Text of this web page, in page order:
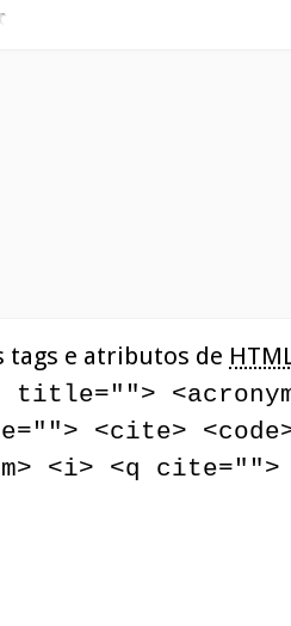
tags e atributos de
<cite>
<i> <q